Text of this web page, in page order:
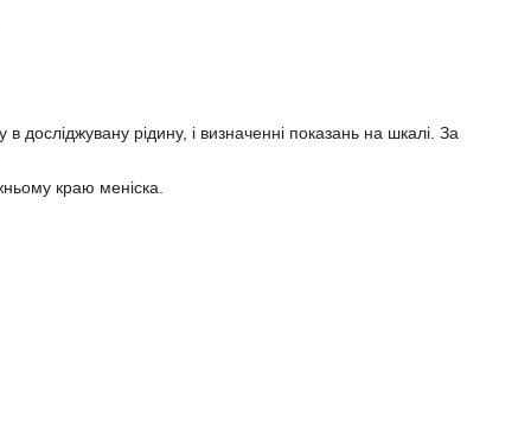
рідину, і визначенні показань на шкалі. За
краю меніска.